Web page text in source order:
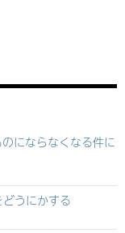
にならなくなる件に
うにかする